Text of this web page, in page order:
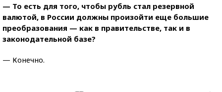
— То есть для того, чтобы рубль стал резервной
валютой, в России должны произойти еще большие
преобразования — как в правительстве, так и в
законодательной базе?
— Конечно.